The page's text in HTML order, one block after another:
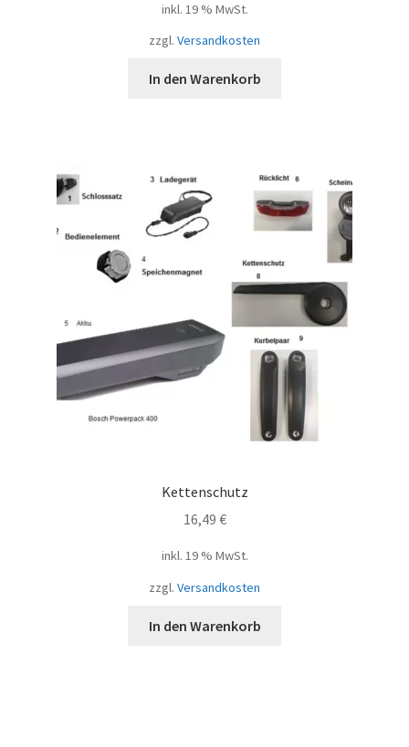
inkl. 19 % MwSt.
zzgl. Versandkosten
In den Warenkorb
Kettenschutz
16,49 €
inkl. 19 % MwSt.
zzgl. Versandkosten
In den Warenkorb